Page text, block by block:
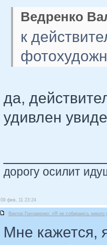
Ведренко
к
да,
удивлен
дорогу осилит
09 фев, 11 23:24
Виктор Гончаренко: «Я не собираюсь никого
Мне кажется,